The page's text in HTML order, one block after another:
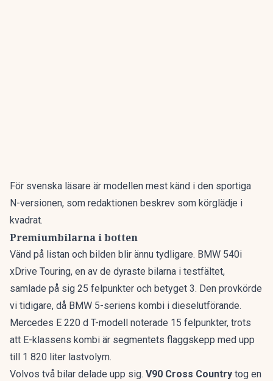
För svenska läsare är modellen mest känd i den sportiga
N-versionen, som redaktionen beskrev som körglädje i
kvadrat.
Premiumbilarna i botten
Vänd på listan och bilden blir ännu tydligare. BMW 540i
xDrive Touring, en av de dyraste bilarna i testfältet,
samlade på sig 25 felpunkter och betyget 3. Den provkörde
vi tidigare, då BMW 5-seriens kombi i dieselutförande.
Mercedes E 220 d T-modell noterade 15 felpunkter, trots
att E-klassens kombi är segmentets flaggskepp med upp
till 1 820 liter lastvolym.
Volvos två bilar delade upp sig. V90 Cross Country tog en